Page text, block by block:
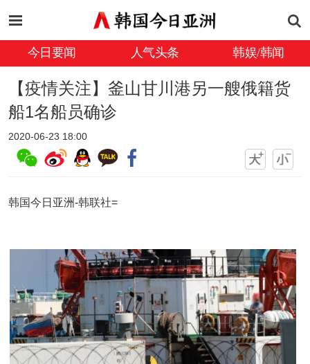
今日要闻 人气头条 韩娱/韩闻
【疫情关注】釜山甘川港另一艘俄籍货
船1名船员确诊
2020-06-23 18:00
韩国今日亚洲-韩联社=